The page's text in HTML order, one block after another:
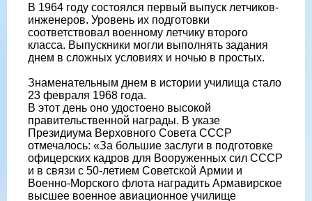
В 1964 году состоялся первый выпуск летчиков-
инженеров. Уровень их подготовки
соответствовал военному летчику второго
класса. Выпускники могли выполнять задания
днем в сложных условиях и ночью в простых.
Знаменательным днем в истории училища стало
23 февраля 1968 года.
В этот день оно удостоено высокой
правительственной награды. В указе
Президиума Верховного Совета СССР
отмечалось: «За большие заслуги в подготовке
офицерских кадров для Вооруженных сил СССР
и в связи с 50-летием Советской Армии и
Военно-Морского флота наградить Армавирское
высшее военное авиационное училище